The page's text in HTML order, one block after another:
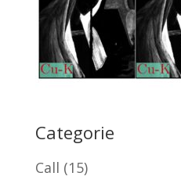
Categorie
Call (15)